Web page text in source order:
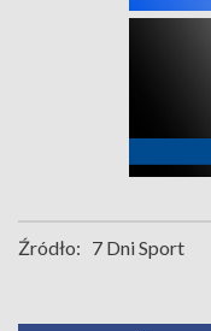
Źródło: 7 Dni Sport